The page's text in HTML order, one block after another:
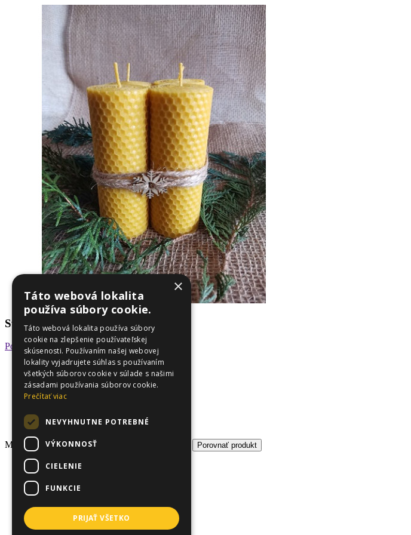
Sviečky adventné
Počet hodnotení: 0
Napísať recenziu
Kód produktu:sviečky
Dostupnosť: Skladom
13,12€
Bez DPH:10,67€
Množstvo Do košíka Porovnať produkt
×
Táto webová lokalita
používa súbory cookie.
Táto webová lokalita používa súbory
cookie na zlepšenie používateľskej
skúsenosti. Používaním našej webovej
lokality vyjadrujete súhlas s používaním
všetkých súborov cookie v súlade s našimi
zásadami používania súborov cookie.
Prečítať viac
NEVYHNUTNE POTREBNÉ
VÝKONNOSŤ
CIELENIE
FUNKCIE
PRIJAŤ VŠETKO